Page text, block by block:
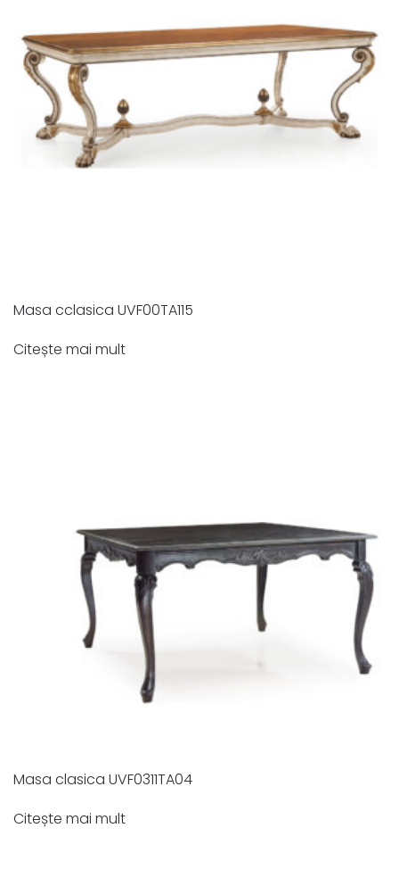
Masa cclasica UVF00TA115
Citește mai mult
Masa clasica UVF0311TA04
Citește mai mult